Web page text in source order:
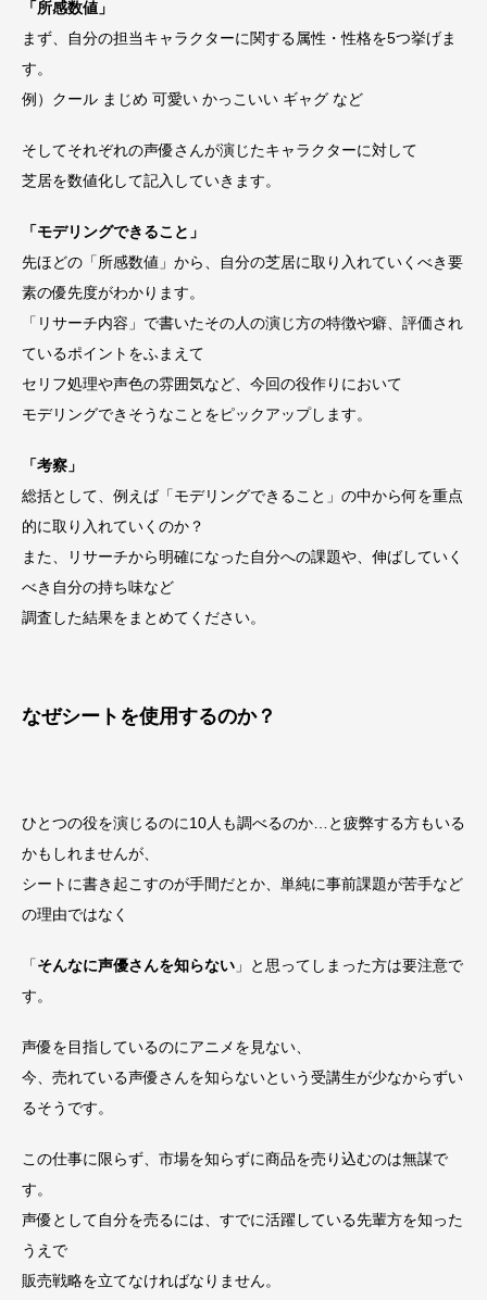
「所感数値」
まず、自分の担当キャラクターに関する属性・性格を5つ挙げま
す。
例）クール まじめ 可愛い かっこいい ギャグ など
そしてそれぞれの声優さんが演じたキャラクターに対して
芝居を数値化して記入していきます。
「モデリングできること」
先ほどの「所感数値」から、自分の芝居に取り入れていくべき要
素の優先度がわかります。
「リサーチ内容」で書いたその人の演じ方の特徴や癖、評価され
ているポイントをふまえて
セリフ処理や声色の雰囲気など、今回の役作りにおいて
モデリングできそうなことをピックアップします。
「考察」
総括として、例えば「モデリングできること」の中から何を重点
的に取り入れていくのか？
また、リサーチから明確になった自分への課題や、伸ばしていく
べき自分の持ち味など
調査した結果をまとめてください。
なぜシートを使用するのか？
ひとつの役を演じるのに10人も調べるのか…と疲弊する方もいる
かもしれませんが、
シートに書き起こすのが手間だとか、単純に事前課題が苦手など
の理由ではなく
「そんなに声優さんを知らない 」と思ってしまった方は要注意で
す。
声優を目指しているのにアニメを見ない、
今、売れている声優さんを知らないという受講生が少なからずい
るそうです。
この仕事に限らず、市場を知らずに商品を売り込むのは無謀で
す。
声優として自分を売るには、すでに活躍している先輩方を知った
うえで
販売戦略を立てなければなりません。